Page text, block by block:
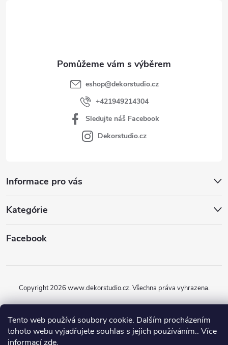
Tento web používá soubory cookie. Dalším procházením
tohoto webu vyjadřujete souhlas s jejich používáním.. Více
informacízde.
Informace pro vás
Kategórie
Facebook
eshop@dekorstudio.cz
+421949214304
Sledujte náš Facebook
Dekorstudio.cz
Copyright 2026 www.dekorstudio.cz. Všechna práva vyhrazena.